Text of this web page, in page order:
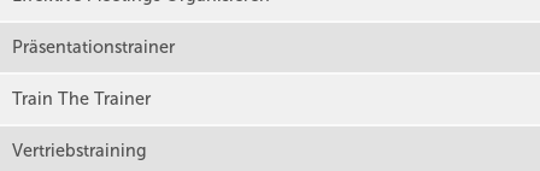
Präsentationstrainer
Train The Trainer
Vertriebstraining